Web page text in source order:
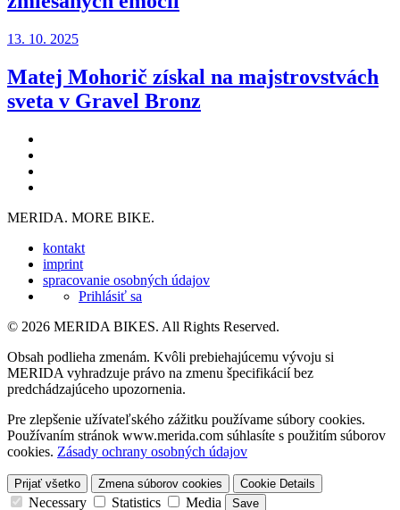
13. 10. 2025
Matej Mohorič získal na majstrovstvách
sveta v Gravel Bronz
MERIDA. MORE BIKE.
kontakt
imprint
spracovanie osobných údajov
Prihlásiť sa
© 2026 MERIDA BIKES. All Rights Reserved.
Obsah podlieha zmenám. Kvôli prebiehajúcemu vývoju si
MERIDA vyhradzuje právo na zmenu špecifikácií bez
predchádzajúceho upozornenia.
Pre zlepšenie užívateľského zážitku používame súbory cookies.
Používaním stránok www.merida.com súhlasíte s použitím súborov
cookies. Zásady ochrany osobných údajov
Prijať všetko Zmena súborov cookies Cookie Details
Necessary Statistics Media Save